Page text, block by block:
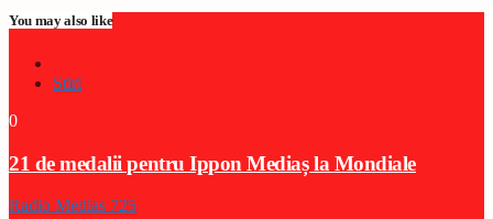
You may also like
Stiri
0
21 de medalii pentru Ippon Mediaș la Mondiale
Radio Medias 725